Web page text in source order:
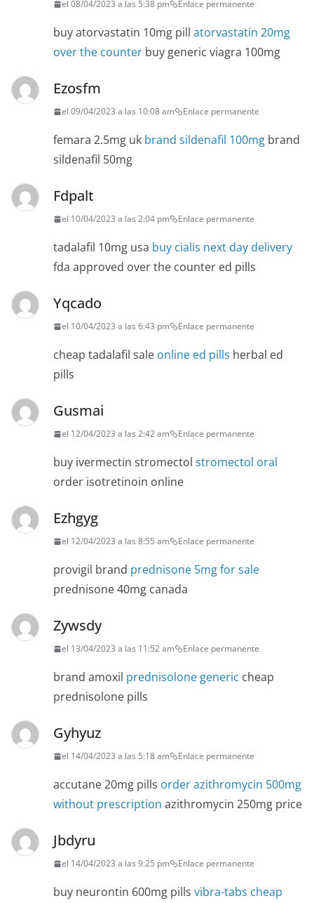
el 08/04/2023 a las 5:38 pm Enlace permanente
buy atorvastatin 10mg pill atorvastatin 20mg
over the counter buy generic viagra 100mg
Ezosfm
el 09/04/2023 a las 10:08 am Enlace permanente
femara 2.5mg uk brand sildenafil 100mg brand
sildenafil 50mg
Fdpalt
el 10/04/2023 a las 2:04 pm Enlace permanente
tadalafil 10mg usa buy cialis next day delivery
fda approved over the counter ed pills
Yqcado
el 10/04/2023 a las 6:43 pm Enlace permanente
cheap tadalafil sale online ed pills herbal ed
pills
Gusmai
el 12/04/2023 a las 2:42 am Enlace permanente
buy ivermectin stromectol stromectol oral
order isotretinoin online
Ezhgyg
el 12/04/2023 a las 8:55 am Enlace permanente
provigil brand prednisone 5mg for sale
prednisone 40mg canada
Zywsdy
el 13/04/2023 a las 11:52 am Enlace permanente
brand amoxil prednisolone generic cheap
prednisolone pills
Gyhyuz
el 14/04/2023 a las 5:18 am Enlace permanente
accutane 20mg pills order azithromycin 500mg
without prescription azithromycin 250mg price
Jbdyru
el 14/04/2023 a las 9:25 pm Enlace permanente
buy neurontin 600mg pills vibra-tabs cheap